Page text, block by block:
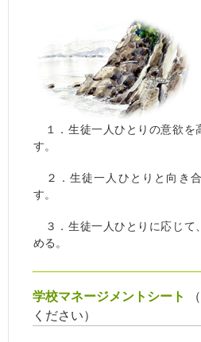
１．生徒一人ひとりの意欲を
す。
２．生徒一人ひとりと向き
す。
３．生徒一人ひとりに応じて
める。
学校マネージメントシート
ください）